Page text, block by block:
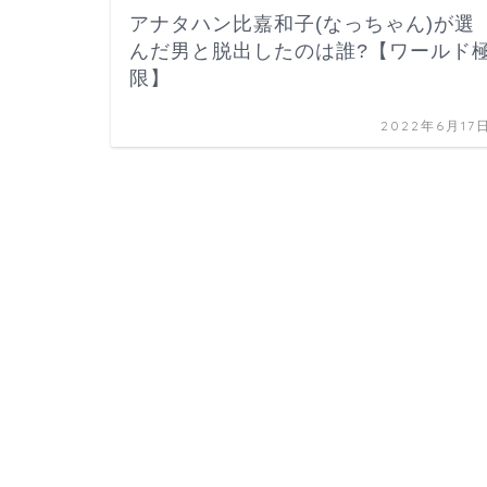
アナタハン比嘉和子(なっちゃん)が選
んだ男と脱出したのは誰?【ワールド
限】
2022年6月17